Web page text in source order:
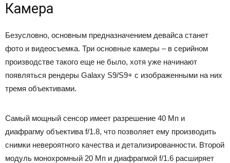
Камера
Безусловно, основным предназначением девайса станет
фото и видеосъемка. Три основные камеры – в серийном
производстве такого еще не было, хотя уже начинают
появляться рендеры Galaxy S9/S9+ с изображенными на них
тремя объективами.
Самый мощный сенсор имеет разрешение 40 Мп и
диафрагму объектива f/1.8, что позволяет ему производить
снимки невероятного качества и детализированности. Второй
модуль монохромный 20 Мп и диафрагмой f/1.6 расширяет